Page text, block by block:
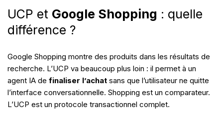
UCP et Google Shopping : quelle
différence ?
Google Shopping montre des produits dans les résultats de
recherche. L’UCP va beaucoup plus loin : il permet à un
agent IA de finaliser l’achat sans que l’utilisateur ne quitte
l’interface conversationnelle. Shopping est un comparateur.
L’UCP est un protocole transactionnel complet.